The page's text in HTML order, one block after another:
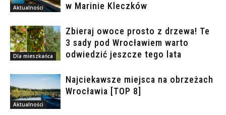
Aktualności
w Marinie Kleczków
Dla mieszkańca
Zbieraj owoce prosto z drzewa! Te
3 sady pod Wrocławiem warto
odwiedzić jeszcze tego lata
Aktualności
Najciekawsze miejsca na obrzeżach
Wrocławia [TOP 8]